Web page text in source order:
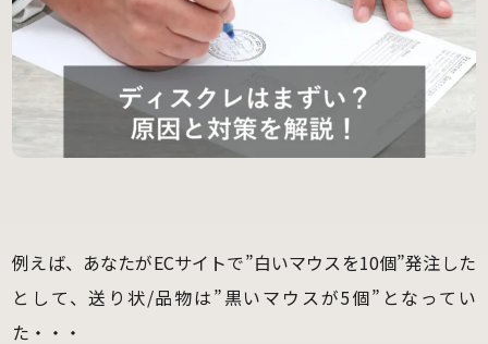
例えば、あなたがECサイトで”白いマウスを10個”発注した
として、送り状/品物は”黒いマウスが5個”となってい
た・・・